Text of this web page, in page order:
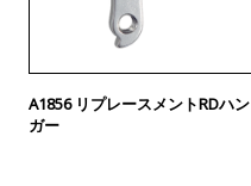
A1856 リプレースメントRDハン
ガー